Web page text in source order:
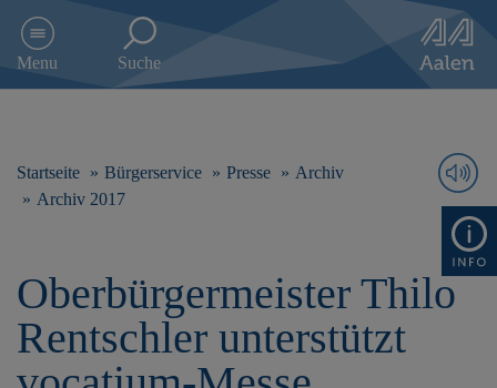
e
Menu Suche
Startseite Bürgerservice Presse
Archiv
Archiv 2017
Oberbürgermeister Thilo
Rentschler unterstützt